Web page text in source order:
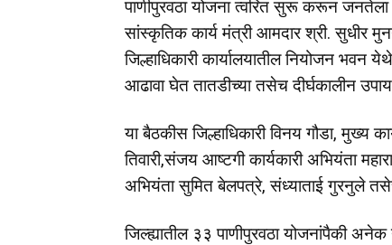
पाणीपुरवठा योजना त्वरित सुरू करून जनतेला
सांस्कृतिक कार्य मंत्री आमदार श्री. सुधीर
जिल्हाधिकारी कार्यालयातील नियोजन भवन
आढावा घेत तातडीच्या तसेच दीर्घकालीन
या बैठकीस जिल्हाधिकारी विनय गौडा, मुख्य
तिवारी,संजय आष्टगी कार्यकारी अभियंता
अभियंता सुमित बेलपत्रे, संध्याताई गुरनुले
जिल्ह्यातील ३३ पाणीपुरवठा योजनांपैकी